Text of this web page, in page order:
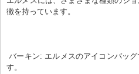
徴を持っています。
バーキン: エルメスのアイコンバッグで、広々とした内装と象徴的な留め具で知られていま
す。